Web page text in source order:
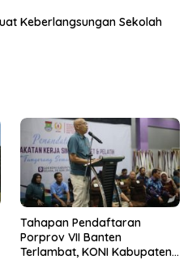
Keberlangsungan Sekolah
Tahapan Pendaftaran
Porprov VII Banten
Terlambat, KONI Kabupaten